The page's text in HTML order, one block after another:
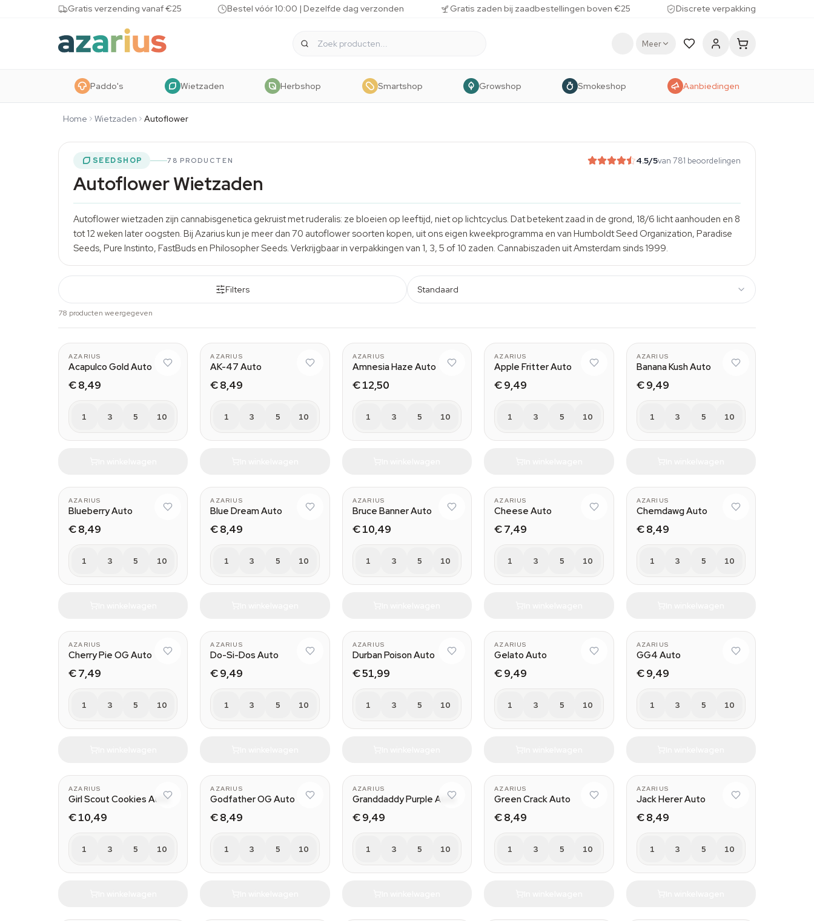
Skip to content Gratis verzending vanaf €25 Bestel vóór 10:00 | Dezelfde dag verzonden Gratis zaden bij zaadbestellingen boven €25 Discrete verpakking
Meer
Paddo's Wietzaden Herbshop Smartshop Growshop Smokeshop Aanbiedingen
Home Wietzaden Autoflower
SEEDSHOP 78 PRODUCTEN 4.5/5van 781 beoordelingen
Autoflower Wietzaden
Autoflower wietzaden zijn cannabisgenetica gekruist met ruderalis: ze bloeien op leeftijd, niet op lichtcyclus. Dat betekent zaad in de grond, 18/6 licht aanhouden en 8
tot 12 weken later oogsten. Bij Azarius kun je meer dan 70 autoflower soorten kopen, uit ons eigen kweekprogramma en van Humboldt Seed Organization, Paradise
Seeds, Pure Instinto, FastBuds en Philosopher Seeds. Verkrijgbaar in verpakkingen van 1, 3, 5 of 10 zaden. Cannabiszaden uit Amsterdam sinds 1999.
Filters Standaard
78 producten weergegeven
AZARIUS
Acapulco Gold Auto
€ 8,49
1 3 5 10
AZARIUS
AK-47 Auto
€ 8,49
1 3 5 10
AZARIUS
Amnesia Haze Auto
€ 12,50
1 3 5 10
AZARIUS
Apple Fritter Auto
€ 9,49
1 3 5 10
AZARIUS
Banana Kush Auto
€ 9,49
1 3 5 10
AZARIUS
Blueberry Auto
€ 8,49
1 3 5 10
AZARIUS
Blue Dream Auto
€ 8,49
1 3 5 10
AZARIUS
Bruce Banner Auto
€ 10,49
1 3 5 10
AZARIUS
Cheese Auto
€ 7,49
1 3 5 10
AZARIUS
Chemdawg Auto
€ 8,49
1 3 5 10
AZARIUS
Cherry Pie OG Auto
€ 7,49
1 3 5 10
AZARIUS
Do-Si-Dos Auto
€ 9,49
1 3 5 10
AZARIUS
Durban Poison Auto
€ 51,99
1 3 5 10
AZARIUS
Gelato Auto
€ 9,49
1 3 5 10
AZARIUS
GG4 Auto
€ 9,49
1 3 5 10
AZARIUS
Girl Scout Cookies Auto
€ 10,49
1 3 5 10
AZARIUS
Godfather OG Auto
€ 8,49
1 3 5 10
AZARIUS
Granddaddy Purple Auto
€ 9,49
1 3 5 10
AZARIUS
Green Crack Auto
€ 8,49
1 3 5 10
AZARIUS
Jack Herer Auto
€ 8,49
1 3 5 10